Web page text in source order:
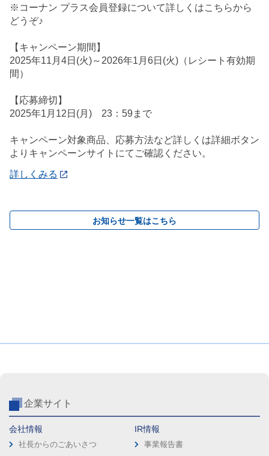
※コーナン プラス会員登録について詳しくはこちらから
どうぞ♪
【キャンペーン期間】
2025年11月4日(火)～2026年1月6日(火)（レシート有効期
間）
【応募締切】
2025年1月12日(月) 23：59まで
キャンペーン対象商品、応募方法など詳しくは詳細ボタン
よりキャンペーンサイトにてご確認ください。
詳しくみる
お知らせ一覧はこちら
企業サイト
会社情報
社長からのごあいさつ
IR情報
事業報告書